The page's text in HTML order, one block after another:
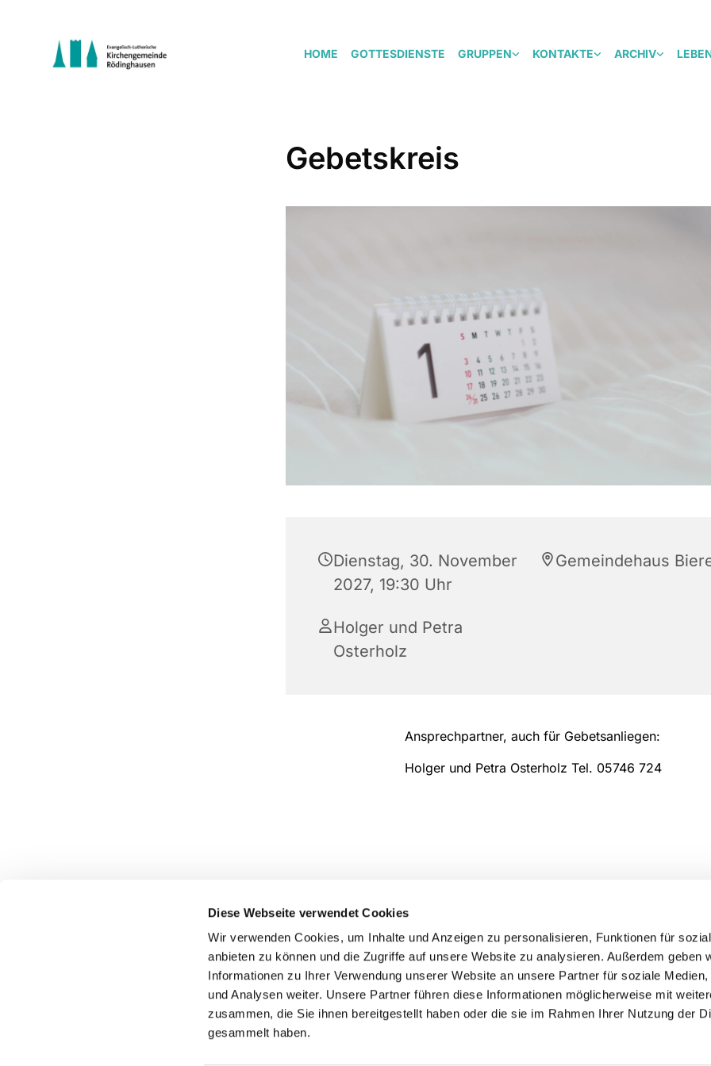
Diese Webseite verwendet Cookies
Wir verwenden Cookies, um Inhalte und Anzeigen zu personalisieren, Funktionen für
anbieten zu können und die Zugriffe auf unsere Website zu analysieren. Außerdem geben
Informationen zu Ihrer Verwendung unserer Website an unsere Partner für soziale Medien,
und Analysen weiter. Unsere Partner führen diese Informationen möglicherweise mit
zusammen, die Sie ihnen bereitgestellt haben oder die sie im Rahmen Ihrer Nutzung der
gesammelt haben.
HOME GOTTESDIENSTE GRUPPEN KONTAKTE ARCHIV
Gebetskreis
Dienstag, 30. November
2027, 19:30 Uhr
Gemeindehaus
Holger und Petra
Osterholz
Ansprechpartner, auch für Gebetsanliegen:
Holger und Petra Osterholz Tel. 05746 724